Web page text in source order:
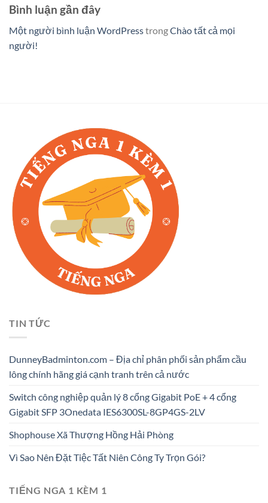
Bình luận gần đây
Một người bình luận WordPresstrongChào tất cả mọi
người!
TIN TỨC
DunneyBadminton.com – Địa chỉ phân phối sản phẩm cầu
lông chính hãng giá cạnh tranh trên cả nước
Switch công nghiệp quản lý 8 cổng Gigabit PoE + 4 cổng
Gigabit SFP 3Onedata IES6300SL-8GP4GS-2LV
Shophouse Xã Thượng Hồng Hải Phòng
Vì Sao Nên Đặt Tiệc Tất Niên Công Ty Trọn Gói?
TIẾNG NGA 1 KÈM 1